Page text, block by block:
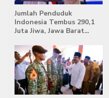
Jumlah Penduduk
Indonesia Tembus 290,1
Juta Jiwa, Jawa Barat
Terpadat